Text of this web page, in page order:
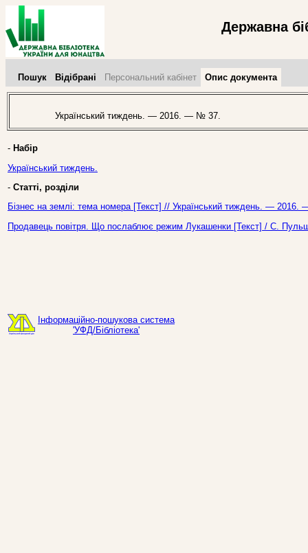
Державна
Пошук Відібрані Персональний кабінет Опис документа
Український тиждень. — 2016. — № 37.
- Набір
Український тиждень.
- Статті, розділи
Бізнес на землі: тема номера [Текст] // Український тиждень. —
Продавець повітря. Що послаблює режим Лукашенки [Текст] / С.
Інформаційно-пошукова система
'УФД/Бібліотека'